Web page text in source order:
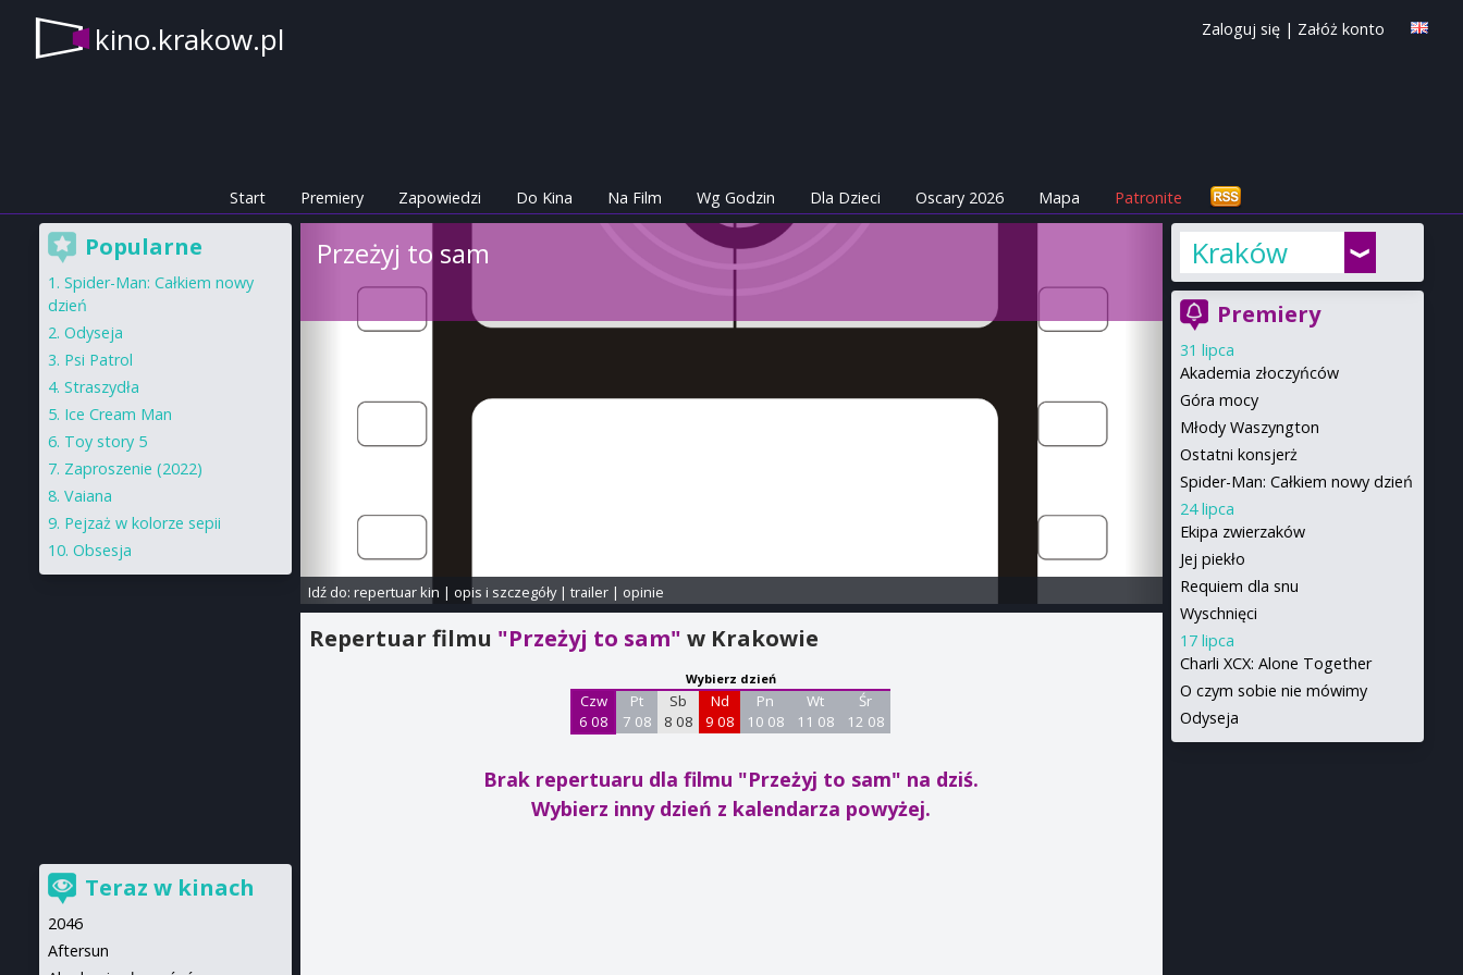
kino.krakow.pl Zaloguj się | Załóż konto
Start Premiery Zapowiedzi Do Kina Na Film Wg Godzin Dla Dzieci Oscary 2026 Mapa Patronite
Przeżyj to sam
Idź do: repertuar kin | opis i szczegóły| trailer| opinie
Repertuar filmu "Przeżyj to sam"w Krakowie
Wybierz dzień
Czw
6 08
Pt
7 08
Sb
8 08
Nd
9 08
Pn
10 08
Wt
11 08
Śr
12 08
Brak repertuaru dla filmu "Przeżyj to sam" na dziś.
Wybierz inny dzień z kalendarza powyżej.
Kraków
Premiery
31 lipca
Akademia złoczyńców
Góra mocy
Młody Waszyngton
Ostatni konsjerż
Spider-Man: Całkiem nowy dzień
24 lipca
Ekipa zwierzaków
Jej piekło
Requiem dla snu
Wyschnięci
17 lipca
Charli XCX: Alone Together
O czym sobie nie mówimy
Odyseja
Popularne
Spider-Man: Całkiem nowy
dzień
Odyseja
Psi Patrol
Straszydła
Ice Cream Man
Toy story 5
Zaproszenie (2022)
Vaiana
Pejzaż w kolorze sepii
Obsesja
Teraz w kinach
2046
Aftersun